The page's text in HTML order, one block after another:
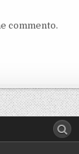
commento.